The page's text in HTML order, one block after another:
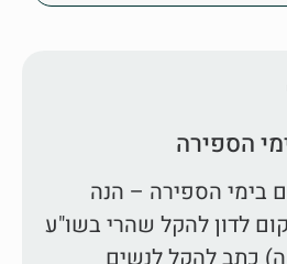
הספירה
בימי הספירה – הנה
לדון להקל שהרי בשו"ע